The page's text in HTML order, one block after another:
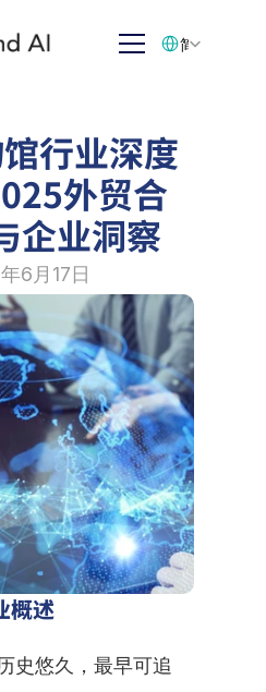
行业深度
外贸合
企业洞察
6月17日
概述
史悠久，最早可追
简体中文